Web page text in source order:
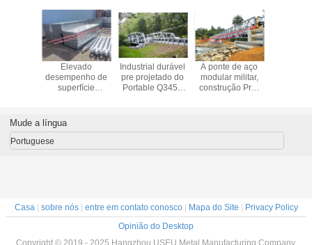
do
da
Elevado
desempenho de
superfície
pintura do verde
da construção de
Industrial durável
pre projetado do
Portable Q345B
A ponte de aço
modular militar,
construção Pre-
através do rio
ponte do
Mude a língua
Portuguese
Casa| sobre nós| entre em contato conosco| Mapa do Site
Privacy Policy
Opinião do Desktop
Copyright © 2019 - 2025 Hangzhou USEU Metal Manufacturing Company.